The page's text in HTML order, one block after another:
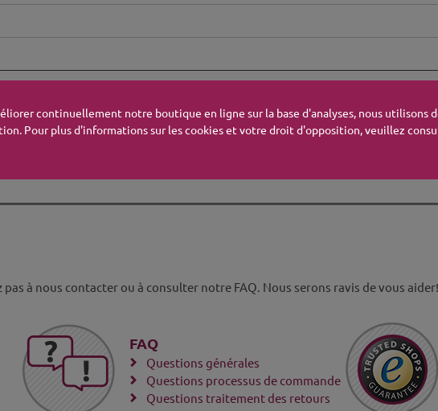
à nous contacter ou à consulter notre FAQ. Nous serons ravis de vous aider!
FAQ
Questions générales
Questions processus de commande
Questions traitement des retours
continuellement notre boutique en ligne sur la base d'analyses, nous utilisons
Pour plus d'informations sur les cookies et votre droit d'opposition, veuillez